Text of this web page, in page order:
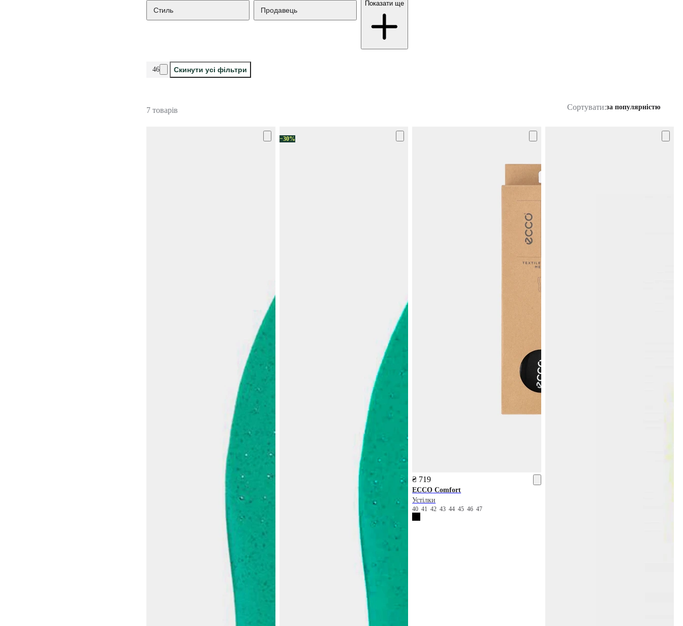
Стиль Продавець
Показати ще
46 Скинути усі фільтри
7 товарів Сортувати:за популярністю
−30%
₴ 719
ECCO Comfort
Устілки
4041424344454647